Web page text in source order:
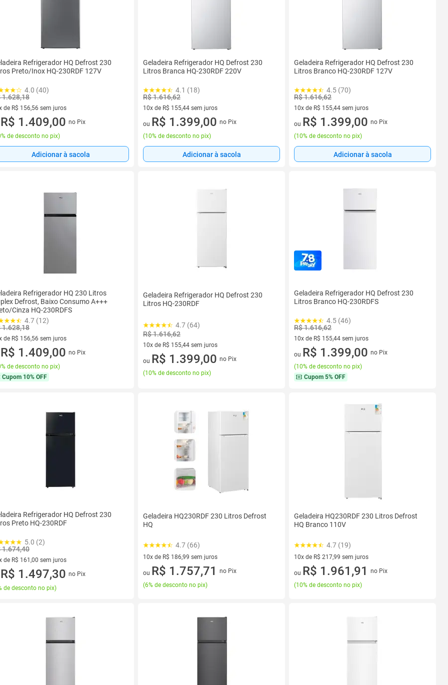
Refrigerador HQ Defrost 230
Preto/Inox HQ-230RDF 127V
4.0 (40)
1.628,18
de R$ 156,56 sem juros
vez de R$ 156,56 sem juros
R$ 1.409,00 no Pix
de desconto no pix)
Adicionar à sacola
Geladeira Refrigerador HQ Defrost 230
Litros Branca HQ-230RDF 220V
4.1 (18)
R$ 1.616,62
10x de R$ 155,44 sem juros
10 vez de R$ 155,44 sem juros
ou R$ 1.399,00 no Pix
(10% de desconto no pix)
Adicionar à sacola
Geladeira Refrigerador HQ Defrost 230
Litros Branco HQ-230RDF 127V
4.5 (70)
R$ 1.616,62
10x de R$ 155,44 sem juros
10 vez de R$ 155,44 sem juros
ou R$ 1.399,00 no Pix
(10% de desconto no pix)
Adicionar à sacola
Refrigerador HQ 230 Litros
Defrost, Baixo Consumo A+++
Cinza HQ-230RDFS
4.7 (12)
1.628,18
de R$ 156,56 sem juros
vez de R$ 156,56 sem juros
R$ 1.409,00 no Pix
de desconto no pix)
Cupom 10% OFF
Geladeira Refrigerador HQ Defrost 230
Litros HQ-230RDF
4.7 (64)
R$ 1.616,62
10x de R$ 155,44 sem juros
10 vez de R$ 155,44 sem juros
ou R$ 1.399,00 no Pix
(10% de desconto no pix)
Geladeira Refrigerador HQ Defrost 230
Litros Branco HQ-230RDFS
4.5 (46)
R$ 1.616,62
10x de R$ 155,44 sem juros
10 vez de R$ 155,44 sem juros
ou R$ 1.399,00 no Pix
(10% de desconto no pix)
Cupom 5% OFF
Refrigerador HQ Defrost 230
Preto HQ-230RDF
5.0 (2)
1.674,40
de R$ 161,00 sem juros
vez de R$ 161,00 sem juros
R$ 1.497,30 no Pix
de desconto no pix)
Geladeira HQ230RDF 230 Litros Defrost
HQ
4.7 (66)
10x de R$ 186,99 sem juros
10 vez de R$ 186,99 sem juros
ou R$ 1.757,71
no Pix
(6% de desconto no pix)
Geladeira HQ230RDF 230 Litros Defrost
HQ Branco 110V
4.7 (19)
10x de R$ 217,99 sem juros
10 vez de R$ 217,99 sem juros
ou R$ 1.961,91
no Pix
(10% de desconto no pix)